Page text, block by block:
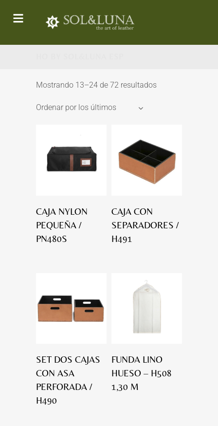
Mostrando 13–24 de 72 resultados
Ordenar por los últimos
CAJA NYLON
PEQUEÑA /
PN480S
CAJA CON
SEPARADORES /
H491
SET DOS CAJAS
CON ASA
PERFORADA /
H490
FUNDA LINO
HUESO – H508
1,30 M